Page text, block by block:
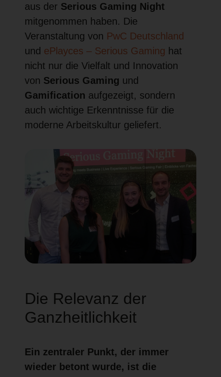
aus der Serious Gaming Night
mitgenommen haben. Die
Veranstaltung von PwC Deutschland
und ePlayces – Serious Gaming hat
nicht nur die Vielfalt und Innovation
von Serious Gaming und
Gamification aufgezeigt, sondern
auch wichtige Erkenntnisse für die
moderne Arbeitskultur geliefert.
Die Relevanz der
Ganzheitlichkeit
Ein zentraler Punkt, der immer
wieder betont wurde, ist die